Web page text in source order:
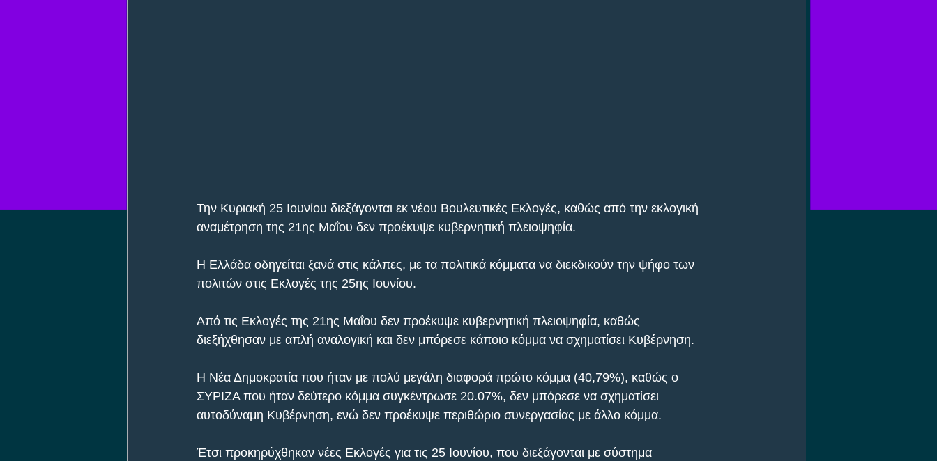
Την Κυριακή 25 Ιουνίου διεξάγονται εκ νέου Βουλευτικές Εκλογές, καθώς από την εκλογική
αναμέτρηση της 21ης Μαΐου δεν προέκυψε κυβερνητική πλειοψηφία.
Η Ελλάδα οδηγείται ξανά στις κάλπες, με τα πολιτικά κόμματα να διεκδικούν την ψήφο των
πολιτών στις Εκλογές της 25ης Ιουνίου.
Από τις Εκλογές της 21ης Μαΐου δεν προέκυψε κυβερνητική πλειοψηφία, καθώς
διεξήχθησαν με απλή αναλογική και δεν μπόρεσε κάποιο κόμμα να σχηματίσει Κυβέρνηση.
Η Νέα Δημοκρατία που ήταν με πολύ μεγάλη διαφορά πρώτο κόμμα (40,79%), καθώς ο
ΣΥΡΙΖΑ που ήταν δεύτερο κόμμα συγκέντρωσε 20.07%, δεν μπόρεσε να σχηματίσει
αυτοδύναμη Κυβέρνηση, ενώ δεν προέκυψε περιθώριο συνεργασίας με άλλο κόμμα.
Έτσι προκηρύχθηκαν νέες Εκλογές για τις 25 Ιουνίου, που διεξάγονται με σύστημα